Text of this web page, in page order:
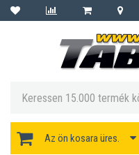
Az ön kosara üres.